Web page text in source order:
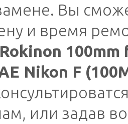
Вы
и время
Rokinon 100mm
Nikon F
или задав